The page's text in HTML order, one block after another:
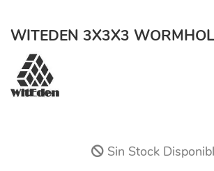
WITEDEN 3X3X3
Sin Stock